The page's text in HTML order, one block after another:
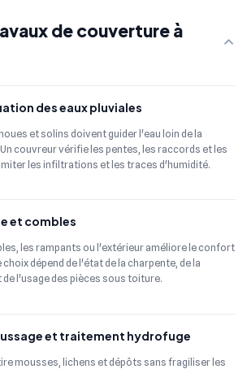
de couverture à
des eaux pluviales
et solins doivent guider l'eau loin de la
couvreur vérifie les pentes, les raccords et les
les infiltrations et les traces d'humidité.
et combles
les rampants ou l'extérieur améliore le confort
dépend de l'état de la charpente, de la
l'usage des pièces sous toiture.
et traitement hydrofuge
mousses, lichens et dépôts sans fragiliser les